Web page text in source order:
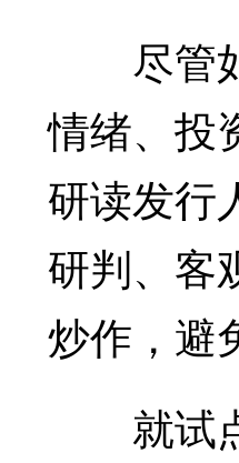
尽管如
情绪、投
研读发行
研判、客
炒作，避
就试点